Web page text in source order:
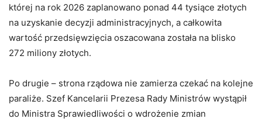
której na rok 2026 zaplanowano ponad 44 tysiące złotych
na uzyskanie decyzji administracyjnych, a całkowita
wartość przedsięwzięcia oszacowana została na blisko
272 miliony złotych.
Po drugie – strona rządowa nie zamierza czekać na kolejne
paraliże. Szef Kancelarii Prezesa Rady Ministrów wystąpił
do Ministra Sprawiedliwości o wdrożenie zmian